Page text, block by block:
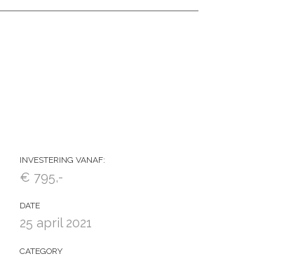
INVESTERING VANAF:
€ 795,-
DATE
25 april 2021
CATEGORY